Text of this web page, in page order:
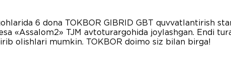
6 dona TOKBOR GIBRID GBT quvvatlantirish
«Assalom2» TJM avtoturargohida joylashgan. Endi
olishlari mumkin. TOKBOR doimo siz bilan birga!